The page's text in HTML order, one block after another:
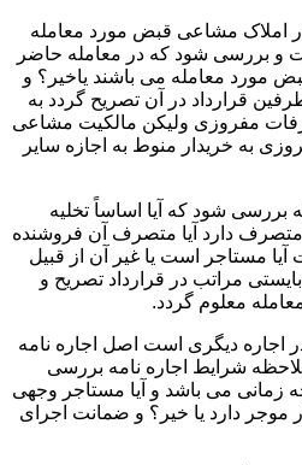
در املاک مشاعی قبض مورد معامله
و بررسی شود که در معامله حاضر
مورد معامله می باشند یاخیر؟ و
قرارداد در آن تصریح گردد به
مفروزی ولیکن مالکیت مشاعی
به خریدار منوط به اجازه سایر
بررسی شود که آیا اساساً تخلیه
دارد آیا متصرف آن فروشنده
مستاجر است یا غیر آن از قبیل
مراتب در قرارداد تصریح و
معلوم گردد.
اجاره دیگری است اصل اجاره نامه
شرایط اجاره نامه بررسی
چه زمانی می باشد و آیا مستاجر وجهی
موجر دارد یا خیر؟ و ضمانت اجرای